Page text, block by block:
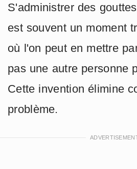
S'administrer des
est souvent un moment
où l'on peut en mettre
pas une autre personne
Cette invention élimine
problème.